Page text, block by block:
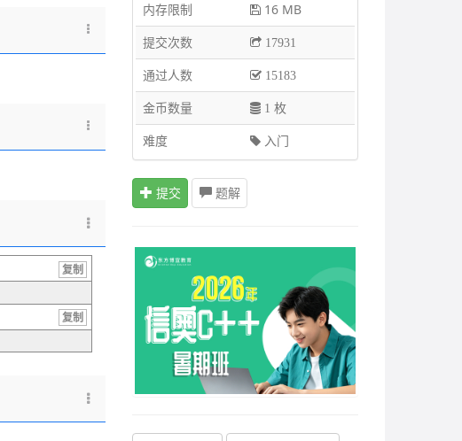
复制
复制
内存限制
16 MB
提交次数
17931
通过人数 15183
金币数量 1 枚
难度 入门
提交 题解